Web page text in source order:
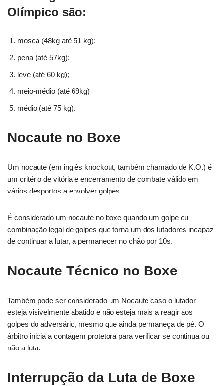
Olímpico são:
mosca (48kg até 51 kg);
pena (até 57kg);
leve (até 60 kg);
meio-médio (até 69kg)
médio (até 75 kg).
Nocaute no Boxe
Um nocaute (em inglês knockout, também chamado de K.O.) é
um critério de vitória e encerramento de combate válido em
vários desportos a envolver golpes.
É considerado um nocaute no boxe quando um golpe ou
combinação legal de golpes que torna um dos lutadores incapaz
de continuar a lutar, a permanecer no chão por 10s.
Nocaute Técnico no Boxe
Também pode ser considerado um Nocaute caso o lutador
esteja visivelmente abatido e não esteja mais a reagir aos
golpes do adversário, mesmo que ainda permaneça de pé. O
árbitro inicia a contagem protetora para verificar se continua ou
não a luta.
Interrupção da Luta de Boxe